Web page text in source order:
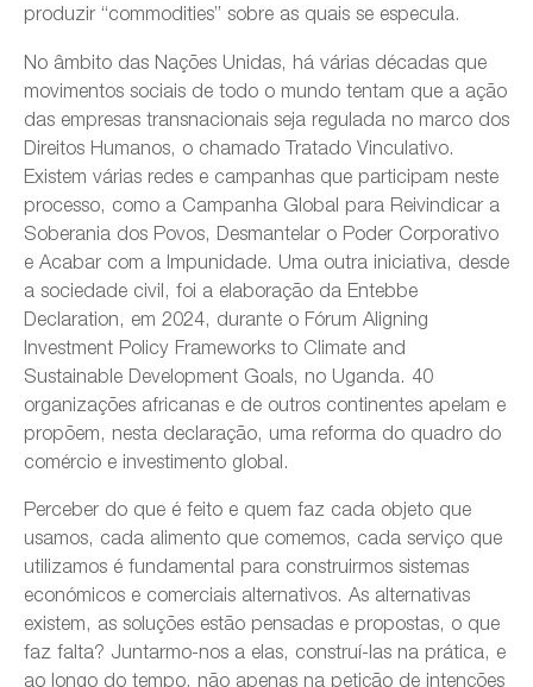
produzir “commodities” sobre as quais se especula.
No âmbito das Nações Unidas, há várias décadas que
movimentos sociais de todo o mundo tentam que a ação
das empresas transnacionais seja regulada no marco dos
Direitos Humanos, o chamado Tratado Vinculativo.
Existem várias redes e campanhas que participam neste
processo, como a Campanha Global para Reivindicar a
Soberania dos Povos, Desmantelar o Poder Corporativo
e Acabar com a Impunidade. Uma outra iniciativa, desde
a sociedade civil, foi a elaboração da Entebbe
Declaration, em 2024, durante o Fórum Aligning
Investment Policy Frameworks to Climate and
Sustainable Development Goals, no Uganda. 40
organizações africanas e de outros continentes apelam e
propõem, nesta declaração, uma reforma do quadro do
comércio e investimento global.
Perceber do que é feito e quem faz cada objeto que
usamos, cada alimento que comemos, cada serviço que
utilizamos é fundamental para construirmos sistemas
económicos e comerciais alternativos. As alternativas
existem, as soluções estão pensadas e propostas, o que
faz falta? Juntarmo-nos a elas, construí-las na prática, e
ao longo do tempo, não apenas na petição de intenções